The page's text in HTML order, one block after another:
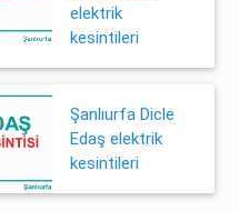
elektrik
kesintileri
Şanlıurfa Dicle
Edaş elektrik
kesintileri